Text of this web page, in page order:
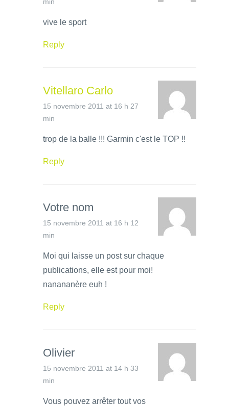
min
vive le sport
Reply
Vitellaro Carlo
15 novembre 2011 at 16 h 27
min
trop de la balle !!! Garmin c'est le TOP !!
Reply
Votre nom
15 novembre 2011 at 16 h 12
min
Moi qui laisse un post sur chaque
publications, elle est pour moi!
nanananère euh !
Reply
Olivier
15 novembre 2011 at 14 h 33
min
Vous pouvez arrêter tout vos